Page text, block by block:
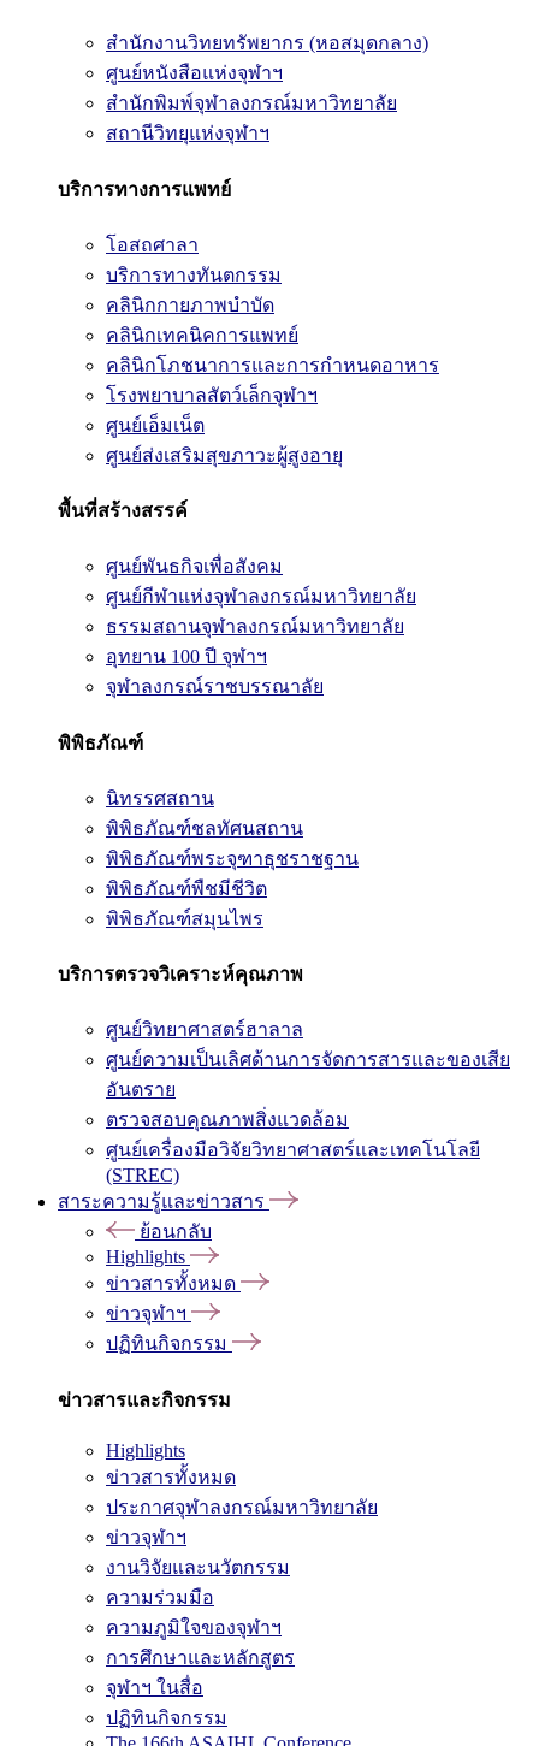
สำนักงานวิทยทรัพยากร (หอสมุดกลาง)
ศูนย์หนังสือแห่งจุฬาฯ
สำนักพิมพ์จุฬาลงกรณ์มหาวิทยาลัย
สถานีวิทยุแห่งจุฬาฯ
บริการทางการแพทย์
โอสถศาลา
บริการทางทันตกรรม
คลินิกกายภาพบำบัด
คลินิกเทคนิคการแพทย์
คลินิกโภชนาการและการกำหนดอาหาร
โรงพยาบาลสัตว์เล็กจุฬาฯ
ศูนย์เอ็มเน็ต
ศูนย์ส่งเสริมสุขภาวะผู้สูงอายุ
พื้นที่สร้างสรรค์
ศูนย์พันธกิจเพื่อสังคม
ศูนย์กีฬาแห่งจุฬาลงกรณ์มหาวิทยาลัย
ธรรมสถานจุฬาลงกรณ์มหาวิทยาลัย
อุทยาน 100 ปี จุฬาฯ
จุฬาลงกรณ์ราชบรรณาลัย
พิพิธภัณฑ์
นิทรรศสถาน
พิพิธภัณฑ์ชลทัศนสถาน
พิพิธภัณฑ์พระจุฑาธุชราชฐาน
พิพิธภัณฑ์พืชมีชีวิต
พิพิธภัณฑ์สมุนไพร
บริการตรวจวิเคราะห์คุณภาพ
ศูนย์วิทยาศาสตร์ฮาลาล
ศูนย์ความเป็นเลิศด้านการจัดการสารและของเสีย
อันตราย
ตรวจสอบคุณภาพสิ่งแวดล้อม
ศูนย์เครื่องมือวิจัยวิทยาศาสตร์และเทคโนโลยี
(STREC)
สาระความรู้และข่าวสาร
ย้อนกลับ
Highlights
ข่าวสารทั้งหมด
ข่าวจุฬาฯ
ปฏิทินกิจกรรม
ข่าวสารและกิจกรรม
Highlights
ข่าวสารทั้งหมด
ประกาศจุฬาลงกรณ์มหาวิทยาลัย
ข่าวจุฬาฯ
งานวิจัยและนวัตกรรม
ความร่วมมือ
ความภูมิใจของจุฬาฯ
การศึกษาและหลักสูตร
จุฬาฯ ในสื่อ
ปฏิทินกิจกรรม